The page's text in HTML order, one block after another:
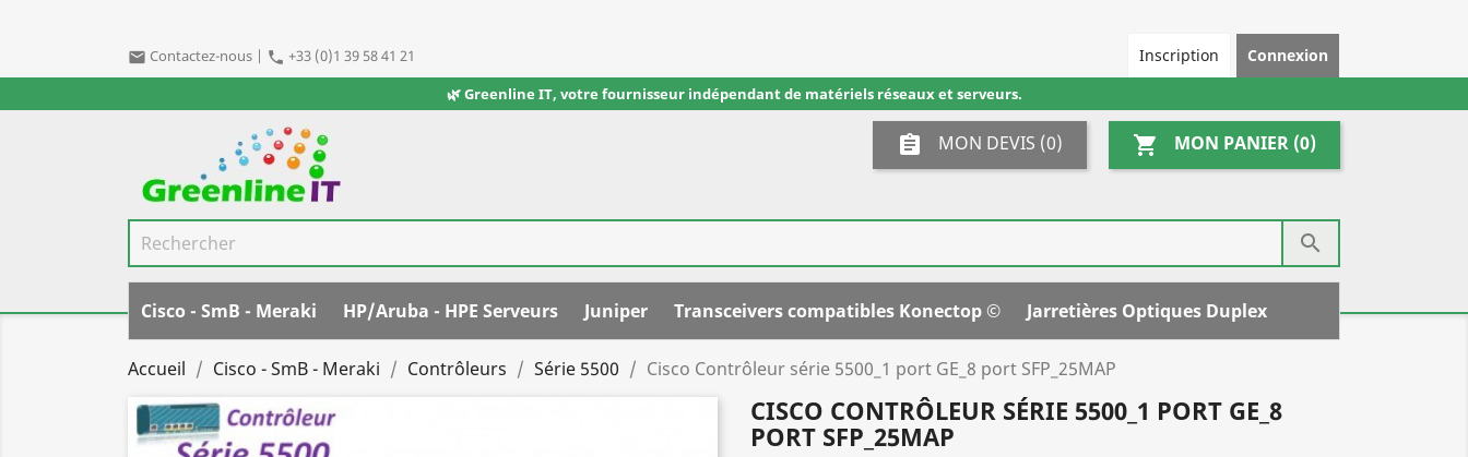
email Contactez-nous | phone +33 (0)1 39 58 41 21 Inscription Connexion
🌿 Greenline IT, votre fournisseur indépendant de matériels réseaux et serveurs.
shopping_cart MON PANIER (0)
assignment MON DEVIS (0)

Cisco - SmB - Meraki HP/Aruba - HPE Serveurs Juniper Transceivers compatibles Konectop © Jarretières Optiques Duplex
Accueil Cisco - SmB - Meraki Contrôleurs Série 5500 Cisco Contrôleur série 5500_1 port GE_8 port SFP_25MAP
CISCO CONTRÔLEUR SÉRIE 5500_1 PORT GE_8
PORT SFP_25MAP